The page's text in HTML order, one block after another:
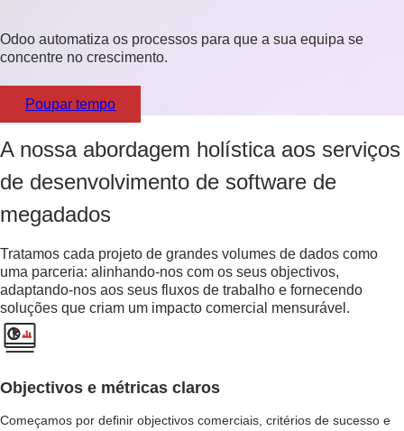
Odoo automatiza os processos para que a sua equipa se
concentre no crescimento.
Poupar tempo
A nossa abordagem holística aos serviços
de desenvolvimento de software de
megadados
Tratamos cada projeto de grandes volumes de dados como
uma parceria: alinhando-nos com os seus objectivos,
adaptando-nos aos seus fluxos de trabalho e fornecendo
soluções que criam um impacto comercial mensurável.
Objectivos e métricas claros
Começamos por definir objectivos comerciais, critérios de sucesso e